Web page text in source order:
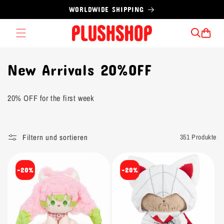
Inhalt
WORLDWIDE SHIPPING
Warenkorb
K
New Arrivals 20%OFF
20% OFF for the first week
Filtern und sortieren 351 Produkte
-20% -20%